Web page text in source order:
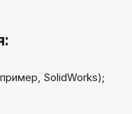
SolidWorks);